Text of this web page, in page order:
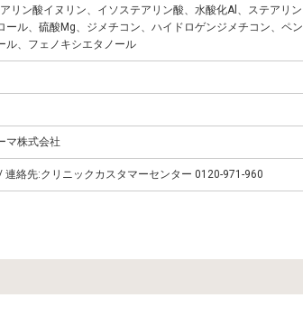
リン酸イヌリン、イソステアリン酸、水酸化Al、ステアリン
ール、硫酸Mg、ジメチコン、ハイドロゲンジメチコン、ペン
ル、フェノキシエタノール
マ株式会社
連絡先:クリニックカスタマーセンター 0120-971-960